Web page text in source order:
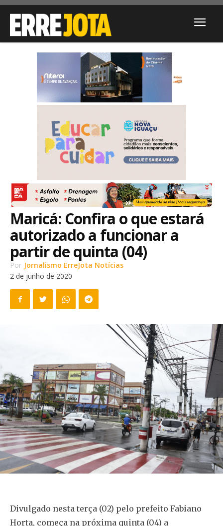
Maricá: Confira o que estará
autorizado a funcionar a
partir de quinta (04)
Por Jornalismo ErreJota Notícias
2 de junho de 2020
Divulgado nesta terça (02) pelo prefeito Fabiano
Horta, começa na próxima quinta (04) a